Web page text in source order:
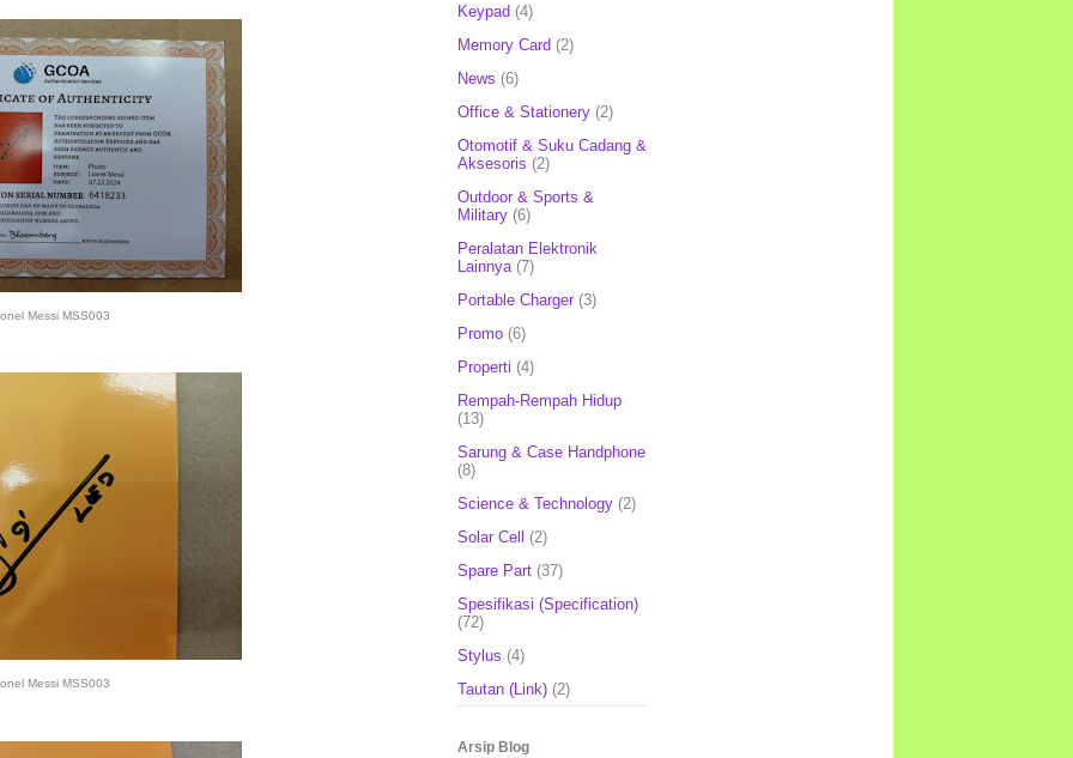
Messi MSS003
Messi MSS003
Keypad (4)
Memory Card (2)
News (6)
Office & Stationery (2)
Otomotif & Suku Cadang &
Aksesoris (2)
Outdoor & Sports &
Military (6)
Peralatan Elektronik
Lainnya (7)
Portable Charger (3)
Promo (6)
Properti (4)
Rempah-Rempah Hidup
(13)
Sarung & Case Handphone
(8)
Science & Technology (2)
Solar Cell (2)
Spare Part (37)
Spesifikasi (Specification)
(72)
Stylus (4)
Tautan (Link) (2)
Arsip Blog